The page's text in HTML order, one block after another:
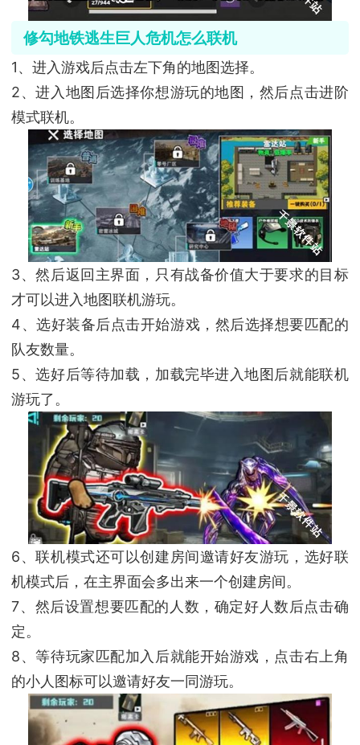
修勾地铁逃生巨人危机怎么联机
1、进入游戏后点击左下角的地图选择。
2、进入地图后选择你想游玩的地图，然后点击进阶
模式联机。
3、然后返回主界面，只有战备价值大于要求的目标
才可以进入地图联机游玩。
4、选好装备后点击开始游戏，然后选择想要匹配的
队友数量。
5、选好后等待加载，加载完毕进入地图后就能联机
游玩了。
6、联机模式还可以创建房间邀请好友游玩，选好联
机模式后，在主界面会多出来一个创建房间。
7、然后设置想要匹配的人数，确定好人数后点击确
定。
8、等待玩家匹配加入后就能开始游戏，点击右上角
的小人图标可以邀请好友一同游玩。